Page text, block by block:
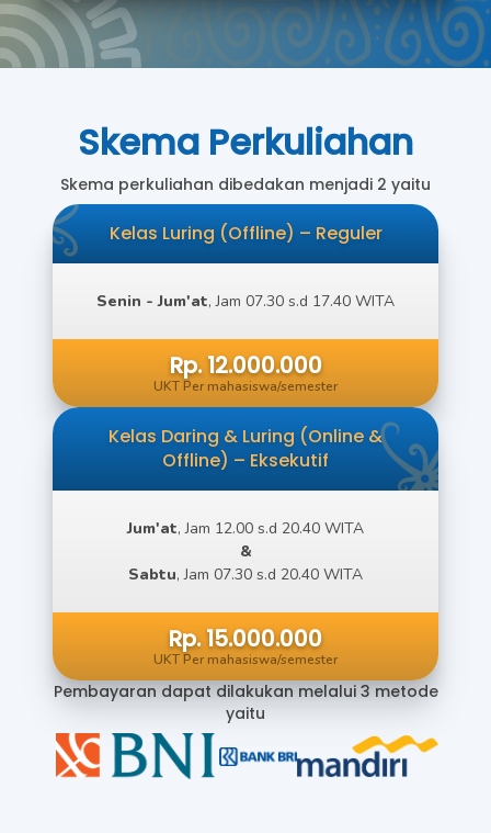
Skema Perkuliahan
Skema perkuliahan dibedakan menjadi 2 yaitu
Kelas Luring (Offline) – Reguler
Senin - Jum'at, Jam 07.30 s.d 17.40 WITA
Rp. 12.000.000
UKT Per mahasiswa/semester
Kelas Daring & Luring (Online &
Offline) – Eksekutif
Jum'at, Jam 12.00 s.d 20.40 WITA
&
Sabtu, Jam 07.30 s.d 20.40 WITA
Rp. 15.000.000
UKT Per mahasiswa/semester
Pembayaran dapat dilakukan melalui 3 metode
yaitu